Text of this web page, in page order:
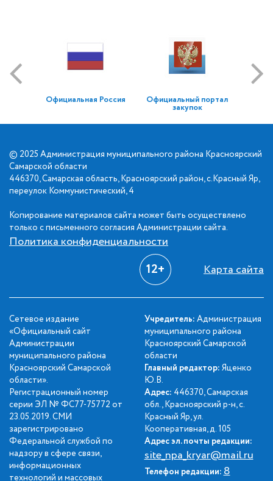
Официальная Россия Официальный портал
закупок
© 2025 Администрация муниципального района Красноярский
Самарской области
446370, Самарская область, Красноярский район, с.Красный Яр,
переулок Коммунистический, 4
Копирование материалов сайта может быть осуществлено
только с письменного согласия Администрации сайта.
Политика конфиденциальности
12+ Карта сайта
Сетевое издание
«Официальный сайт
Администрации
муниципального района
Красноярский Самарской
области».
Регистрационный номер
серии ЭЛ № ФС77-75772 от
23.05.2019. СМИ
зарегистрировано
Федеральной службой по
надзору в сфере связи,
информационных
технологий и массовых
Учредитель: Администрация
муниципального района
Красноярский Самарской
области
Главный редактор: Яценко
Ю.В.
Адрес: 446370, Самарская
обл., Красноярский р-н, с.
Красный Яр, ул.
Кооперативная, д. 105
Адрес эл. почты редакции:
site_npa_kryar@mail.ru
Телефон редакции:8